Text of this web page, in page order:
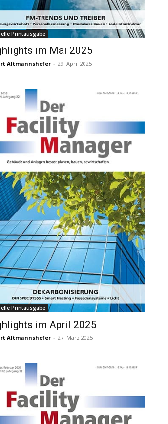
Printausgabe
im Mai 2025
Altmannshofer - 29. April 2025
Printausgabe
im April 2025
Altmannshofer - 27. März 2025